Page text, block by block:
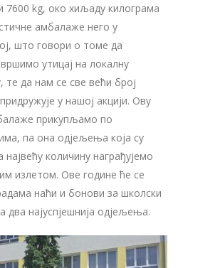
7600 kg, око хиљаду килограма
амбалаже него у
што говори о томе да
утицај на локалну
те да нам се све већи број
у нашој акцији. Ову
прикупљамо по
па она одјељења која су
највећу количину награђујемо
излетом. Ове године ће се
наћи и бонови за школски
два најуспјешнија одјељења.